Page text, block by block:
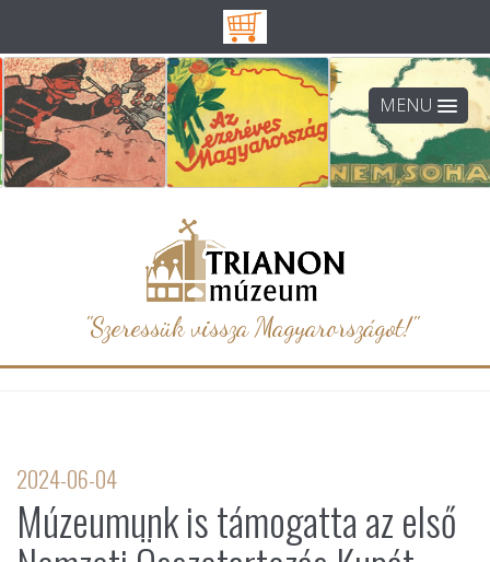
MENU
"Szeressük vissza Magyarországot!"
2024-06-04
Múzeumunk is támogatta az első